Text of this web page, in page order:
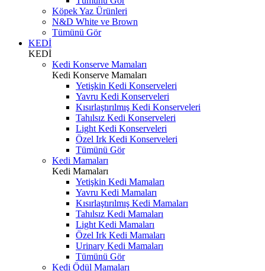
Köpek Yaz Ürünleri
N&D White ve Brown
Tümünü Gör
KEDİ
KEDİ
Kedi Konserve Mamaları
Kedi Konserve Mamaları
Yetişkin Kedi Konserveleri
Yavru Kedi Konserveleri
Kısırlaştırılmış Kedi Konserveleri
Tahılsız Kedi Konserveleri
Light Kedi Konserveleri
Özel Irk Kedi Konserveleri
Tümünü Gör
Kedi Mamaları
Kedi Mamaları
Yetişkin Kedi Mamaları
Yavru Kedi Mamaları
Kısırlaştırılmış Kedi Mamaları
Tahılsız Kedi Mamaları
Light Kedi Mamaları
Özel Irk Kedi Mamaları
Urinary Kedi Mamaları
Tümünü Gör
Kedi Ödül Mamaları